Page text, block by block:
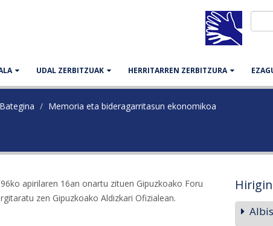
UDAL ZERBITZUAK HERRITARREN ZERBITZURA
Memoria eta bideragarritasun ekonomikoa
apirilaren 16an onartu zituen Gipuzkoako Foru
zen Gipuzkoako Aldizkari Ofizialean.